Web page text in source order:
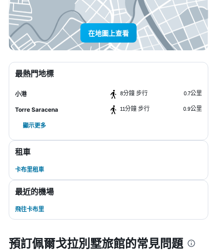
在地圖上查看
最熱門地標
小港 8分鐘 步行 0.7公里
Torre Saracena 11分鐘 步行 0.9公里
顯示更多
租車
卡布里租車
最近的機場
飛往卡布里
預訂佩爾戈拉別墅旅館的常見問題